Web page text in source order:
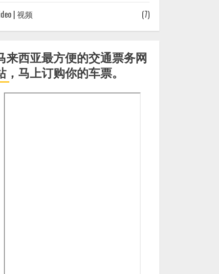
| 视频
(7)
来西亚最方便的交通票务网
，马上订购你的车票。